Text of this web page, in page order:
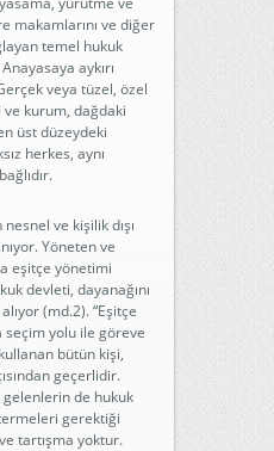
makamlarını ve diğer
temel hukuk
aykırı
veya tüzel, özel
kurum, dağdaki
üst düzeydeki
herkes, aynı
ve kişilik dışı
Yöneten ve
eşitçe yönetimi
devleti, dayanağını
(md.2). “Eşitçe
seçim yolu ile göreve
bütün kişi,
geçerlidir.
de hukuk
gerektiği
tartışma yoktur.